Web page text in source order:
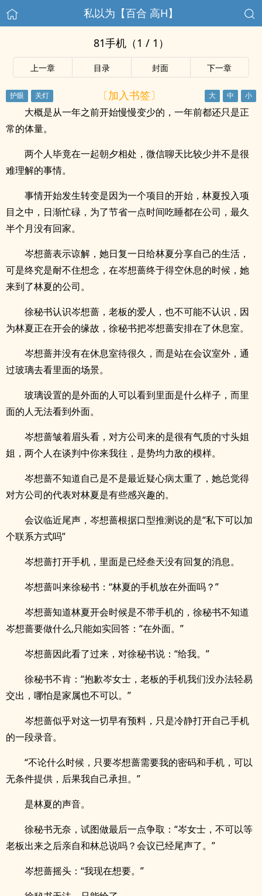
私以为【百合 高H】
81手机（1 / 1）
上一章 目录 封面 下一章
〔加入书签〕
大概是从一年之前开始慢慢变少的，一年前都还只是正
常的体量。
两个人毕竟在一起朝夕相处，微信聊天比较少并不是很
难理解的事情。
事情开始发生转变是因为一个项目的开始，林夏投入项
目之中，日渐忙碌，为了节省一点时间吃睡都在公司，最久
半个月没有回家。
岑想蔷表示谅解，她日复一日给林夏分享自己的生活，
可是终究是耐不住想念，在岑想蔷终于得空休息的时候，她
来到了林夏的公司。
徐秘书认识岑想蔷，老板的爱人，也不可能不认识，因
为林夏正在开会的缘故，徐秘书把岑想蔷安排在了休息室。
岑想蔷并没有在休息室待很久，而是站在会议室外，通
过玻璃去看里面的场景。
玻璃设置的是外面的人可以看到里面是什么样子，而里
面的人无法看到外面。
岑想蔷皱着眉头看，对方公司来的是很有气质的寸头姐
姐，两个人在谈判中你来我往，是势均力敌的模样。
岑想蔷不知道自己是不是最近疑心病太重了，她总觉得
对方公司的代表对林夏是有些感兴趣的。
会议临近尾声，岑想蔷根据口型推测说的是“私下可以加
个联系方式吗”
岑想蔷打开手机，里面是已经叁天没有回复的消息。
岑想蔷叫来徐秘书：“林夏的手机放在外面吗？”
岑想蔷知道林夏开会时候是不带手机的，徐秘书不知道
岑想蔷要做什么,只能如实回答：“在外面。”
岑想蔷因此看了过来，对徐秘书说：“给我。”
徐秘书不肯：“抱歉岑女士，老板的手机我们没办法轻易
交出，哪怕是家属也不可以。”
岑想蔷似乎对这一切早有预料，只是冷静打开自己手机
的一段录音。
“不论什么时候，只要岑想蔷需要我的密码和手机，可以
无条件提供，后果我自己承担。”
是林夏的声音。
徐秘书无奈，试图做最后一点争取：“岑女士，不可以等
老板出来之后亲自和林总说吗？会议已经尾声了。”
岑想蔷摇头：“我现在想要。”